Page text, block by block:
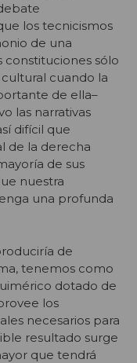
los tecnicismos
de una
constituciones sólo
cuando la
de ella–
las narrativas
difícil que
de la derecha
de sus
nuestra
una profunda
de
tenemos como
dotado de
los
necesarios para
resultado surge
que tendrá